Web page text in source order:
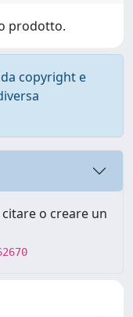
prodotto.
copyright e
o creare un